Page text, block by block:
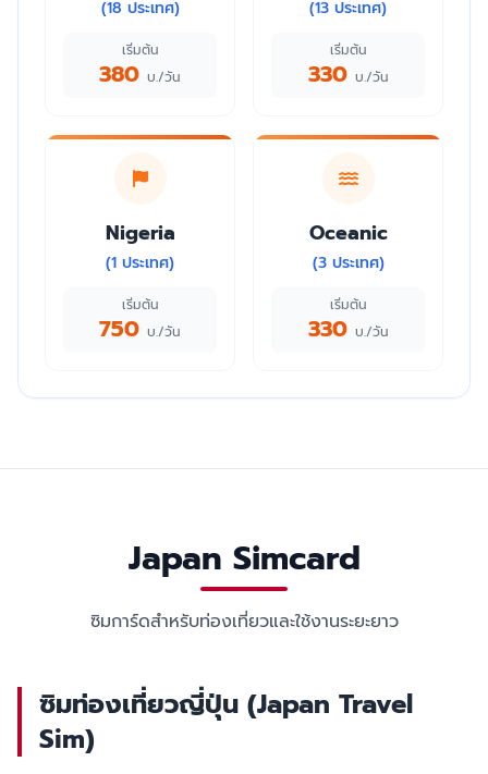
(18 ประเทศ)
เริ่มต้น
380 บ./วัน
(13 ประเทศ)
เริ่มต้น
330 บ./วัน
Nigeria
(1 ประเทศ)
เริ่มต้น
750 บ./วัน
Oceanic
(3 ประเทศ)
เริ่มต้น
330 บ./วัน
Japan Simcard
ซิมการ์ดสำหรับท่องเที่ยวและใช้งานระยะยาว
ซิมท่องเที่ยวญี่ปุ่น (Japan Travel
Sim)